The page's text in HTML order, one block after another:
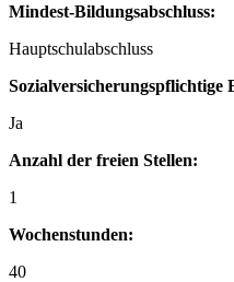
Mindest-Bildungsabschluss:
Hauptschulabschluss
Sozialversicherungspflichtige
Ja
Anzahl der freien Stellen:
1
Wochenstunden:
40